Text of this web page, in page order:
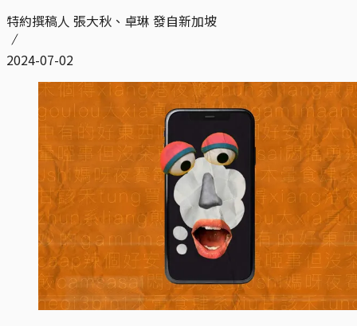
特約撰稿人 張大秋、卓琳 發自新加坡
2024-07-02